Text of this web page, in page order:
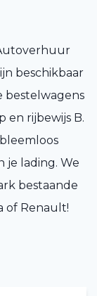
beschikbaar
bestelwagens
en rijbewijs B.
je lading. We
bestaande
of Renault!